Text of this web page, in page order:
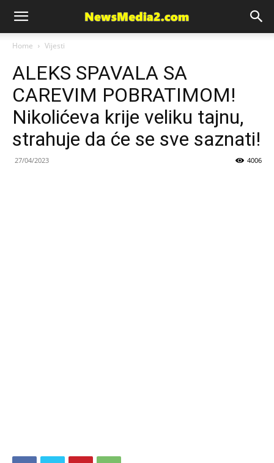
News
Media
Home Vijesti
ALEKS SPAVALA SA
CAREVIM POBRATIMOM!
Nikolićeva krije veliku tajnu,
strahuje da će se sve saznati!
27/04/2023 4006